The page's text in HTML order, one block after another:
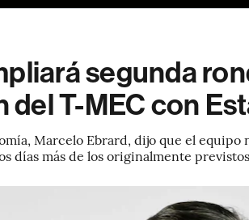
segunda
del T-MEC con
Marcelo Ebrard, dijo que el
días más de los originalmente